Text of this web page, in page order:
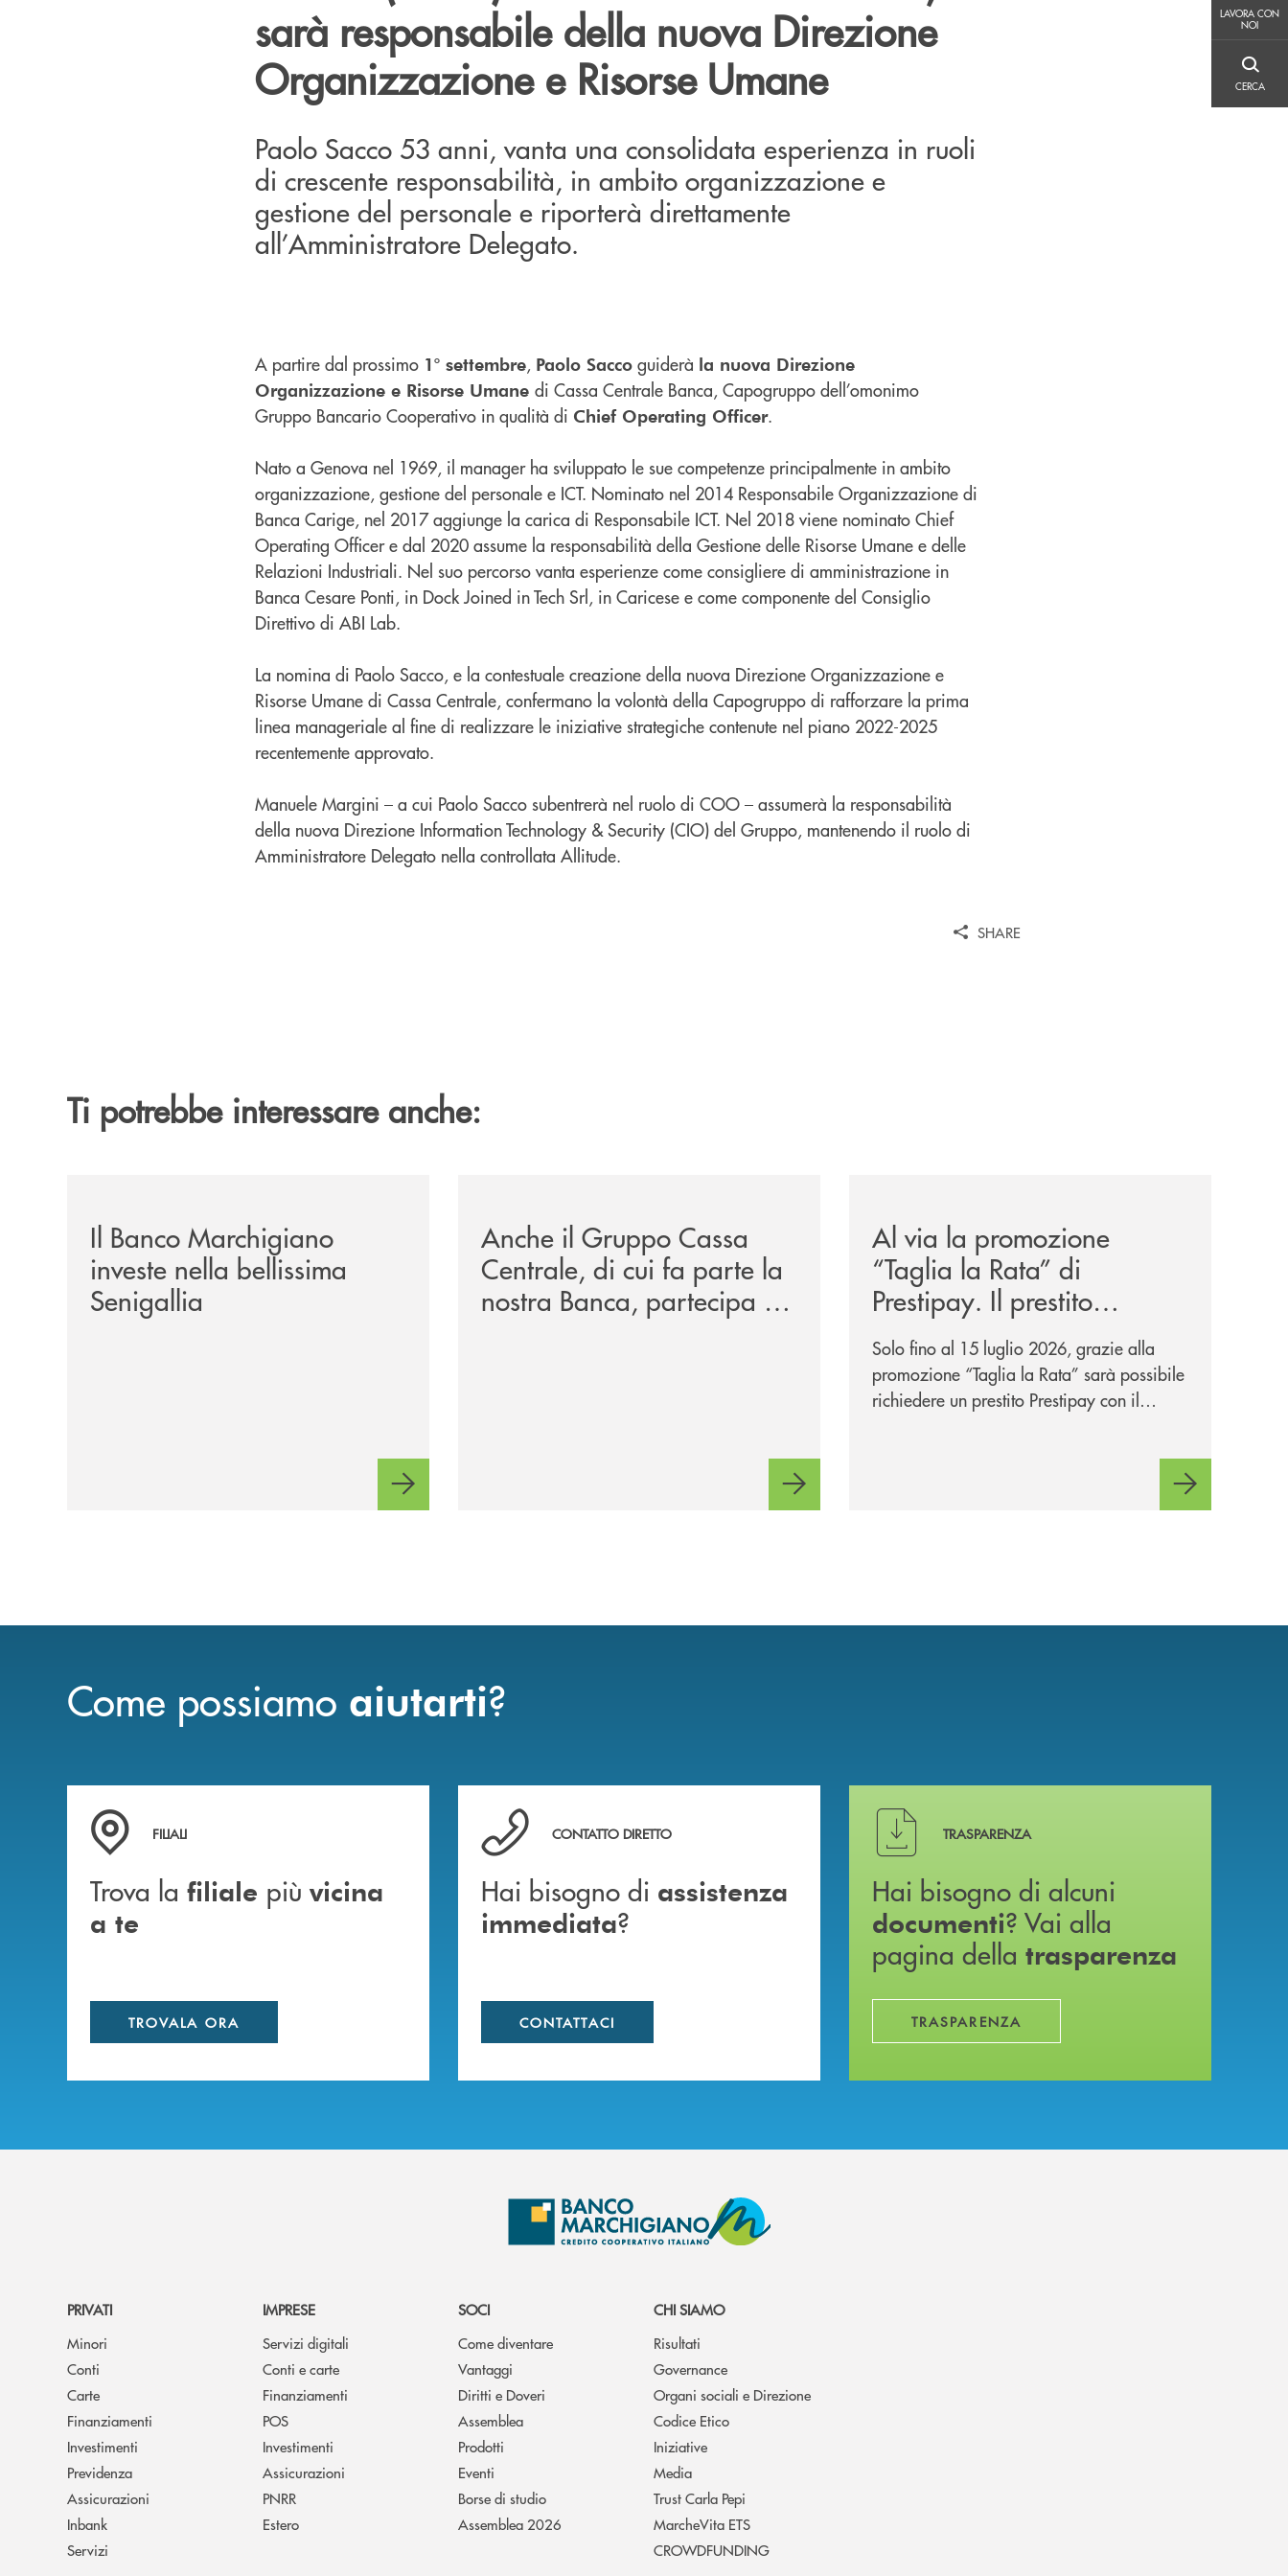
LAVORA CON
NOI
CERCA
sarà responsabile della nuova Direzione
Organizzazione e Risorse Umane
Paolo Sacco 53 anni, vanta una consolidata esperienza in ruoli
di crescente responsabilità, in ambito organizzazione e
gestione del personale e riporterà direttamente
all’Amministratore Delegato.
A partire dal prossimo 1° settembre, Paolo Sacco guiderà la nuova Direzione
Organizzazione e Risorse Umane di Cassa Centrale Banca, Capogruppo dell’omonimo
Gruppo Bancario Cooperativo in qualità di Chief Operating Officer.
Nato a Genova nel 1969, il manager ha sviluppato le sue competenze principalmente in ambito
organizzazione, gestione del personale e ICT. Nominato nel 2014 Responsabile Organizzazione di
Banca Carige, nel 2017 aggiunge la carica di Responsabile ICT. Nel 2018 viene nominato Chief
Operating Officer e dal 2020 assume la responsabilità della Gestione delle Risorse Umane e delle
Relazioni Industriali. Nel suo percorso vanta esperienze come consigliere di amministrazione in
Banca Cesare Ponti, in Dock Joined in Tech Srl, in Caricese e come componente del Consiglio
Direttivo di ABI Lab.
La nomina di Paolo Sacco, e la contestuale creazione della nuova Direzione Organizzazione e
Risorse Umane di Cassa Centrale, confermano la volontà della Capogruppo di rafforzare la prima
linea manageriale al fine di realizzare le iniziative strategiche contenute nel piano 2022-2025
recentemente approvato.
Manuele Margini – a cui Paolo Sacco subentrerà nel ruolo di COO – assumerà la responsabilità
della nuova Direzione Information Technology & Security (CIO) del Gruppo, mantenendo il ruolo di
Amministratore Delegato nella controllata Allitude.
SHARE
Ti potrebbe interessare anche:
Il Banco Marchigiano
investe nella bellissima
Senigallia
Anche il Gruppo Cassa
Centrale, di cui fa parte la
nostra Banca, partecipa a
EUR.BANK, il progetto di
Al via la promozione
“Taglia la Rata” di
Prestipay. Il prestito
personale che si fa in due
per te!
Solo fino al 15 luglio 2026, grazie alla
promozione “Taglia la Rata” sarà possibile
richiedere un prestito Prestipay con il
Come possiamo aiutarti?
Trova la filiale più vicina a te
FILIALI
Trova la filiale più vicina
a te
TROVALA ORA
Hai bisogno di assistenza immediata ?
CONTATTO DIRETTO
Hai bisogno di assistenza
immediata?
CONTATTACI
Hai bisogno di alcuni documenti ? Vai alla pagina della
TRASPARENZA
Hai bisogno di alcuni
documenti? Vai alla
pagina della trasparenza
TRASPARENZA
PRIVATI
Minori
Conti
Carte
Finanziamenti
Investimenti
Previdenza
Assicurazioni
Inbank
Servizi
IMPRESE
Servizi digitali
Conti e carte
Finanziamenti
POS
Investimenti
Assicurazioni
PNRR
Estero
SOCI
Come diventare
Vantaggi
Diritti e Doveri
Assemblea
Prodotti
Eventi
Borse di studio
Assemblea 2026
CHI SIAMO
Risultati
Governance
Organi sociali e Direzione
Codice Etico
Iniziative
Media
Trust Carla Pepi
MarcheVita ETS
CROWDFUNDING